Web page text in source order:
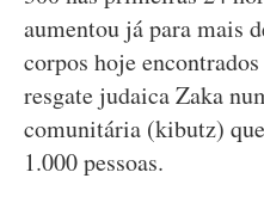
aumentou já para mais
corpos hoje
resgate judaica Zaka
comunitária (kibutz)
1.000 pessoas.